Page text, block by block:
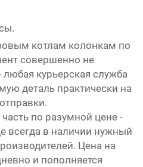
котлам колонкам по
совершенно не
любая курьерская служба
деталь практически на
по разумной цене -
всегда в наличии нужный
Цена на
и пополняется